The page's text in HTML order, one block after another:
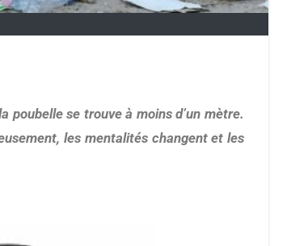
les mentalités changent et les